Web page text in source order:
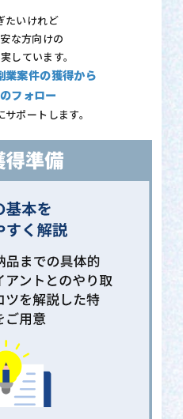
たいけれど
な方向けの
しています。
業案件の獲得から
フォロー
ポートします。